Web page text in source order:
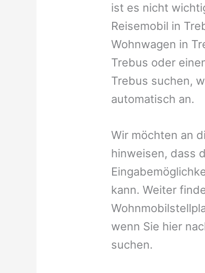
ist es nicht
Reisemobil in
Wohnwagen in
Trebus oder
Trebus suchen,
automatisch an.
Wir möchten an
hinweisen, dass
kann. Weiter
wenn Sie hier
suchen.